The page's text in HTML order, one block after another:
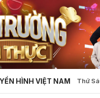
HÌNH VIỆT NAM Thứ